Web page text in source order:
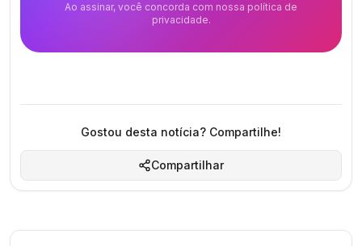
Ao assinar, você concorda com nossa política de
privacidade.
Gostou desta notícia? Compartilhe!
Compartilhar